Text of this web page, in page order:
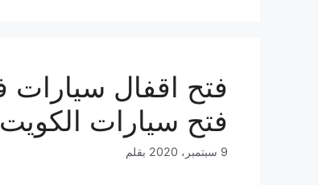
فتح سيارات الكويت
9 سبتمبر، 2020 بقلم